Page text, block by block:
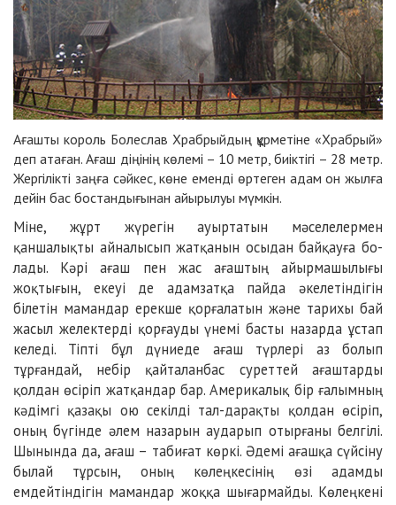
Ағашты король Болеслав Храб­рый­дың құрметіне «Храбрый»
деп атаған. Ағаш діңінің көлемі – 10 метр, биіктігі – 28 метр.
Жергілікті заңға сәйкес, көне еменді өртеген адам он жылға
дейін бас бостандығынан айырылуы мүмкін.
Міне, жұрт жүрегін ауыртатын мәсе­лелермен
қаншалықты айна­лы­сып жатқанын осыдан байқауға бо­
лады. Кәрі ағаш пен жас ағаштың айырмашылығы
жоқтығын, екеуі де адамзатқа пайда әкелетіндігін
білетін мамандар ерекше қорғалатын және тарихы бай
жасыл желектерді қорғауды үнемі басты назарда ұстап
келеді. Тіпті бұл дүниеде ағаш түрлері аз болып
тұрғандай, небір қайталанбас су­реттей ағаштарды
қолдан өсіріп жат­қандар бар. Америкалық бір ға­лымның
кәдімгі қазақы ою секілді тал-дарақты қолдан өсіріп,
оның бү­гінде әлем назарын аударып отырғаны белгілі.
Шынында да, ағаш – та­биғат көркі. Әдемі ағашқа сүйсіну
бы­лай тұрсын, оның көлеңкесінің өзі адамды
емдейтіндігін мамандар жоққа шығармайды. Көлеңкені